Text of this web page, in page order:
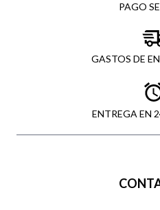
PAGO
GASTOS DE
ENTREGA EN